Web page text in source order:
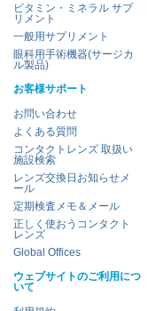
ビタミン・ミネラル サプ
リメント
一般用サプリメント
眼科用手術機器(サージカ
ル製品)
お客様サポート
お問い合わせ
よくある質問
コンタクトレンズ 取扱い
施設検索
レンズ交換日お知らせメ
ール
定期検査メモ＆メール
正しく使おうコンタクト
レンズ
Global Offices
ウェブサイトのご利用につ
いて